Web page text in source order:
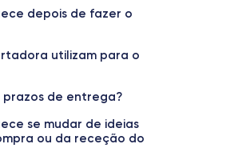
Oui, minimum 18W
Nano-SIM + eSIM
Débloqué
depois de fazer o
utilizam para o
prazos de entrega?
se mudar de ideias
ou da receção do